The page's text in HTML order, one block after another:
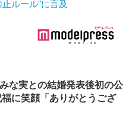
ルール”に言及
な実との結婚発表後初の公
に笑顔「ありがとうござ